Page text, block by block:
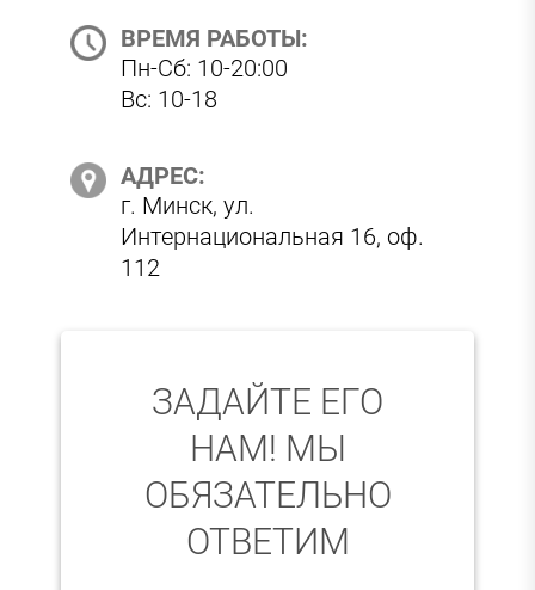
ВРЕМЯ РАБОТЫ:
Пн-Сб: 10-20:00
Вс: 10-18
АДРЕС:
г. Минск, ул.
Интернациональная 16, оф.
112
ЗАДАЙТЕ ЕГО
НАМ! МЫ
ОБЯЗАТЕЛЬНО
ОТВЕТИМ